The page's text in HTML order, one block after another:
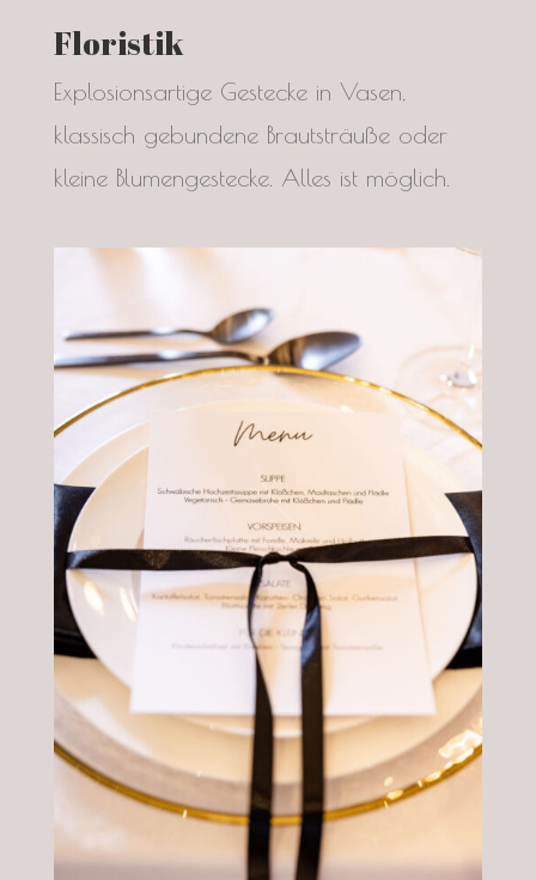
Floristik
Explosionsartige Gestecke in Vasen,
klassisch gebundene Brautsträuße oder
kleine Blumengestecke. Alles ist möglich.